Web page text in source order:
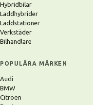
Hybridbilar
Laddhybrider
Laddstationer
Verkstäder
Bilhandlare
POPULÄRA MÄRKEN
Audi
BMW
Citroën